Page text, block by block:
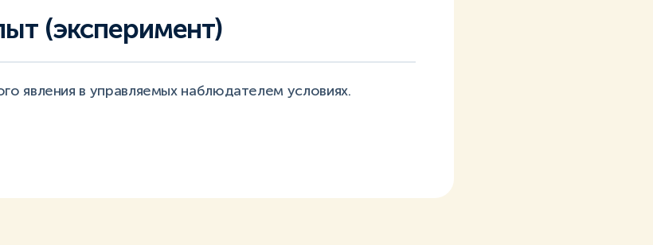
(эксперимент)
явления в управляемых наблюдателем условиях.